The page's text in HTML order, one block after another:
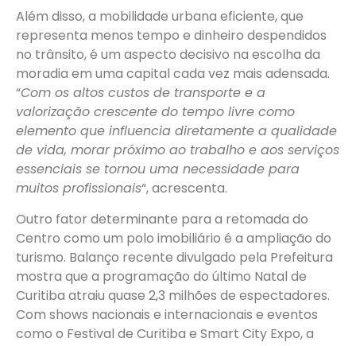
Além disso, a mobilidade urbana eficiente, que
representa menos tempo e dinheiro despendidos
no trânsito, é um aspecto decisivo na escolha da
moradia em uma capital cada vez mais adensada.
“Com os altos custos de transporte e a
valorização crescente do tempo livre como
elemento que influencia diretamente a qualidade
de vida, morar próximo ao trabalho e aos serviços
essenciais se tornou uma necessidade para
muitos profissionais“, acrescenta.
Outro fator determinante para a retomada do
Centro como um polo imobiliário é a ampliação do
turismo. Balanço recente divulgado pela Prefeitura
mostra que a programação do último Natal de
Curitiba atraiu quase 2,3 milhões de espectadores.
Com shows nacionais e internacionais e eventos
como o Festival de Curitiba e Smart City Expo, a